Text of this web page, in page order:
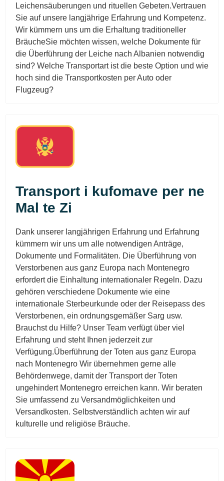
Leichensäuberungen und rituellen Gebeten.Vertrauen
Sie auf unsere langjährige Erfahrung und Kompetenz.
Wir kümmern uns um die Erhaltung traditioneller
BräucheSie möchten wissen, welche Dokumente für
die Überführung der Leiche nach Albanien notwendig
sind? Welche Transportart ist die beste Option und wie
hoch sind die Transportkosten per Auto oder
Flugzeug?
Transport i kufomave per ne
Mal te Zi
Dank unserer langjährigen Erfahrung und Erfahrung
kümmern wir uns um alle notwendigen Anträge,
Dokumente und Formalitäten. Die Überführung von
Verstorbenen aus ganz Europa nach Montenegro
erfordert die Einhaltung internationaler Regeln. Dazu
gehören verschiedene Dokumente wie eine
internationale Sterbeurkunde oder der Reisepass des
Verstorbenen, ein ordnungsgemäßer Sarg usw.
Brauchst du Hilfe? Unser Team verfügt über viel
Erfahrung und steht Ihnen jederzeit zur
Verfügung.Überführung der Toten aus ganz Europa
nach Montenegro Wir übernehmen gerne alle
Behördenwege, damit der Transport der Toten
ungehindert Montenegro erreichen kann. Wir beraten
Sie umfassend zu Versandmöglichkeiten und
Versandkosten. Selbstverständlich achten wir auf
kulturelle und religiöse Bräuche.